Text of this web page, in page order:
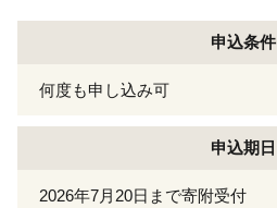
申込条件
何度も申し込み可
申込期日
2026年7月20日まで寄附受付